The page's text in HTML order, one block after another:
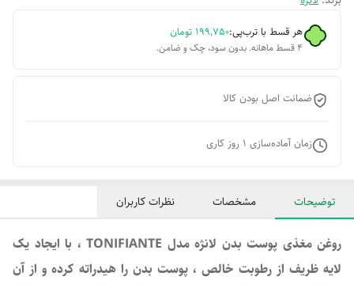
هر قسط با ترب‌پی:۱۹۹٬۷۵۰ تومان
۴ قسط ماهانه. بدون سود، چک و ضامن.
ضمانت اصل بودن کالا
زمان آماده‌سازی 1 روز کاری
توضیحات مشخصات نظرات کاربران
روغن مغذی پوست بدن لانژه مدل TONIFIANTE ، با ایجاد یک
لایه ظریف از رطوبت خالص ، پوست بدن را هیدراته کرده و از آن